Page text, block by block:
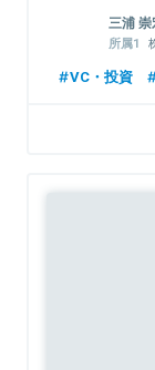
三浦 崇
ートナ
VC・投資